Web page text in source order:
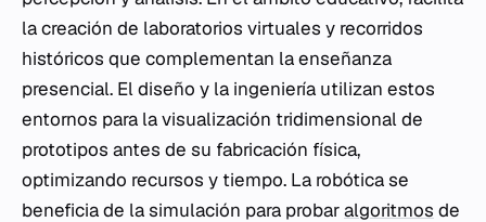
la creación de laboratorios virtuales y recorridos
históricos que complementan la enseñanza
presencial. El diseño y la ingeniería utilizan estos
entornos para la visualización tridimensional de
prototipos antes de su fabricación física,
optimizando recursos y tiempo. La robótica se
beneficia de la simulación para probaralgoritmos de